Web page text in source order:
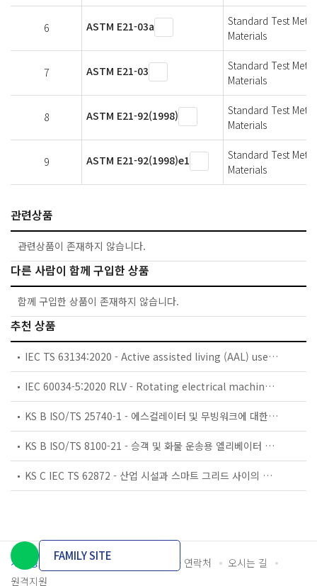
6 ASTM E21-03a
Standard Test
Materials
7 ASTM E21-03
Standard Test
Materials
8 ASTM E21-92(1998)
Standard Test
Materials
9 ASTM E21-92(1998)e1
Standard Test
Materials
관련상품
관련상품이 존재하지 않습니다.
다른 사람이 함께 구입한 상품
함께 구입한 상품이 존재하지 않습니다.
추천 상품
IEC TS 63134:2020 - Active assisted living (AAL) use cases
IEC 60034-5:2020 RLV - Rotating electrical machines - Part 5: Degrees of protection provided by the integral design of rotating electrical machines (IP code) - Classification
KS B ISO/TS 25740-1 - 에스컬레이터 및 무빙워크에 대한 안전요건 — 제1부: 세계공통 필수 안전요건(GESRs)
KS B ISO/TS 8100-21 - 승객 및 화물 운송용 엘리베이터 —제21부: 세계공통 필수안전요건(GESRs)을 충족하는 세계공통 안전 파라미터(GSPs)
KS C IEC TS 62872 - 산업 시설과 스마트 그리드 사이의 산업 공정 측정, 제어 및 자동화 시스템 인터페이스
개인정보처리방침 이용약관 담당자 연락처
오시는 길
원격지원
FAMILY SITE